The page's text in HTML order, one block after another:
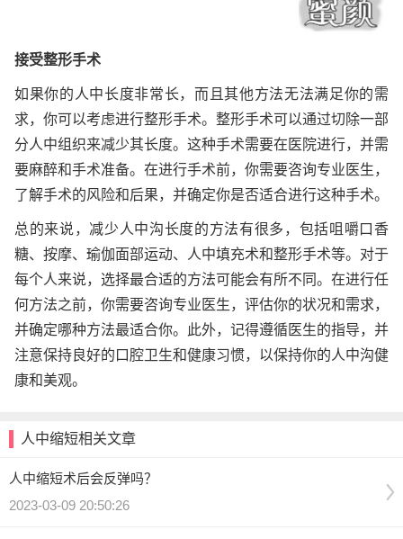
接受整形手术
如果你的人中长度非常长，而且其他方法无法满足你的需
求，你可以考虑进行整形手术。整形手术可以通过切除一部
分人中组织来减少其长度。这种手术需要在医院进行，并需
要麻醉和手术准备。在进行手术前，你需要咨询专业医生，
了解手术的风险和后果，并确定你是否适合进行这种手术。
总的来说，减少人中沟长度的方法有很多，包括咀嚼口香
糖、按摩、瑜伽面部运动、人中填充术和整形手术等。对于
每个人来说，选择最合适的方法可能会有所不同。在进行任
何方法之前，你需要咨询专业医生，评估你的状况和需求，
并确定哪种方法最适合你。此外，记得遵循医生的指导，并
注意保持良好的口腔卫生和健康习惯，以保持你的人中沟健
康和美观。
人中缩短相关文章
人中缩短术后会反弹吗？
2023-03-09 20:50:26